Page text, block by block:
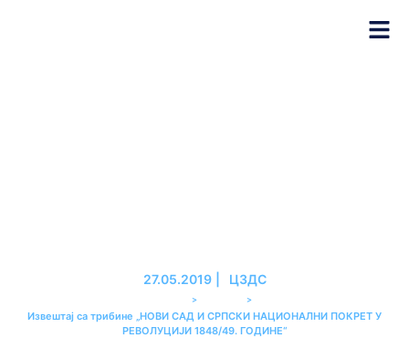
27.05.2019 ЦЗДС
> >
Извештај са трибине „НОВИ САД И СРПСКИ НАЦИОНАЛНИ ПОКРЕТ У
РЕВОЛУЦИЈИ 1848/49. ГОДИНЕ“